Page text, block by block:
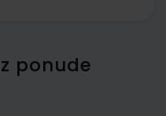
ponude